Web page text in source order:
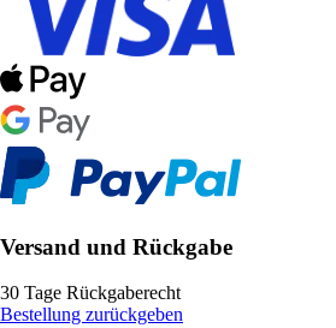
Versand und Rückgabe
30 Tage Rückgaberecht
Bestellung zurückgeben